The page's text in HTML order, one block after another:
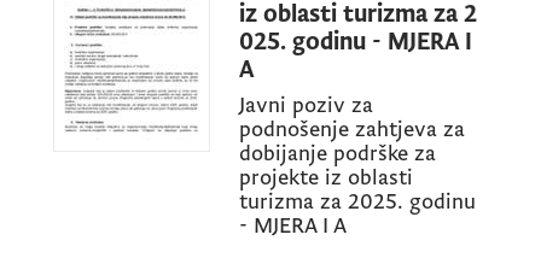
iz oblasti turizma za 2
025. godinu - MJERA I
A
Javni poziv za
podnošenje zahtjeva za
dobijanje podrške za
projekte iz oblasti
turizma za 2025. godinu
- MJERA I A